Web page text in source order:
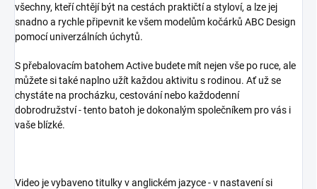
všechny, kteří chtějí být na cestách praktičtí a styloví, a lze jej
snadno a rychle připevnit ke všem modelům kočárků ABC Design
pomocí univerzálních úchytů.
S přebalovacím batohem Active budete mít nejen vše po ruce, ale
můžete si také naplno užít každou aktivitu s rodinou. Ať už se
chystáte na procházku, cestování nebo každodenní
dobrodružství - tento batoh je dokonalým společníkem pro vás i
vaše blízké.
Video je vybaveno titulky v anglickém jazyce - v nastavení si